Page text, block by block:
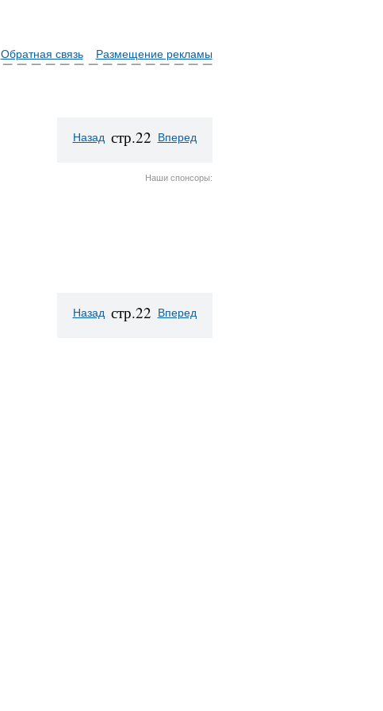
Обратная связь Размещение рекламы
Назад стр.22 Вперед
Наши спонсоры:
Назад стр.22 Вперед